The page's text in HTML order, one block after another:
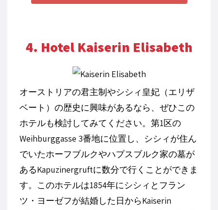
4. Hotel Kaiserin Elisabeth
オーストリアの君主制やシシィ皇妃（エリザ
ベート）の歴史に興味があるなら、ぜひこの
ホテルも検討してみてください。第1区の
Weihburggasse 3番地に位置し、シシィが住ん
でいたホーフブルクやハプスブルク家の墓が
あるKapuzinergruftに数分で行くことができま
す。このホテルは1854年にシシィとフラン
ツ・ヨーゼフが結婚した日からKaiserin